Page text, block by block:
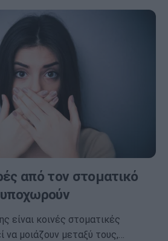
από τον στοματικό
είναι κοινές στοματικές
να μοιάζουν μεταξύ τους,…